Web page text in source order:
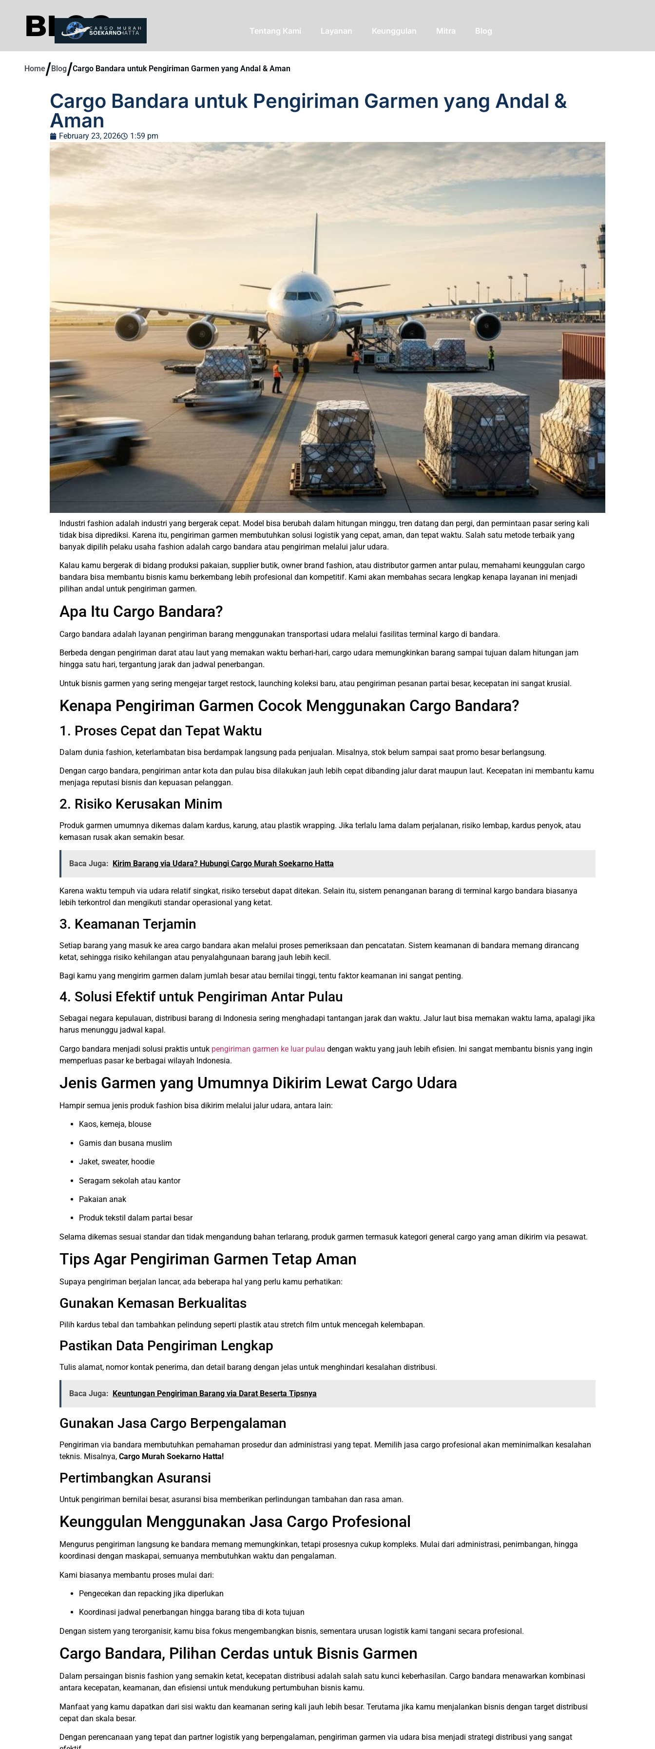
Tentang Kami Layanan Keunggulan Mitra Blog
BLOG
Home/Blog/Cargo Bandara untuk Pengiriman Garmen yang Andal & Aman
Cargo Bandara untuk Pengiriman Garmen yang Andal &
Aman
February 23, 2026 1:59 pm
Industri fashion adalah industri yang bergerak cepat. Model bisa berubah dalam hitungan minggu, tren datang dan pergi, dan permintaan pasar sering kali
tidak bisa diprediksi. Karena itu, pengiriman garmen membutuhkan solusi logistik yang cepat, aman, dan tepat waktu. Salah satu metode terbaik yang
banyak dipilih pelaku usaha fashion adalah cargo bandara atau pengiriman melalui jalur udara.
Kalau kamu bergerak di bidang produksi pakaian, supplier butik, owner brand fashion, atau distributor garmen antar pulau, memahami keunggulan cargo
bandara bisa membantu bisnis kamu berkembang lebih profesional dan kompetitif. Kami akan membahas secara lengkap kenapa layanan ini menjadi
pilihan andal untuk pengiriman garmen.
Apa Itu Cargo Bandara?
Cargo bandara adalah layanan pengiriman barang menggunakan transportasi udara melalui fasilitas terminal kargo di bandara.
Berbeda dengan pengiriman darat atau laut yang memakan waktu berhari-hari, cargo udara memungkinkan barang sampai tujuan dalam hitungan jam
hingga satu hari, tergantung jarak dan jadwal penerbangan.
Untuk bisnis garmen yang sering mengejar target restock, launching koleksi baru, atau pengiriman pesanan partai besar, kecepatan ini sangat krusial.
Kenapa Pengiriman Garmen Cocok Menggunakan Cargo Bandara?
1. Proses Cepat dan Tepat Waktu
Dalam dunia fashion, keterlambatan bisa berdampak langsung pada penjualan. Misalnya, stok belum sampai saat promo besar berlangsung.
Dengan cargo bandara, pengiriman antar kota dan pulau bisa dilakukan jauh lebih cepat dibanding jalur darat maupun laut. Kecepatan ini membantu kamu
menjaga reputasi bisnis dan kepuasan pelanggan.
2. Risiko Kerusakan Minim
Produk garmen umumnya dikemas dalam kardus, karung, atau plastik wrapping. Jika terlalu lama dalam perjalanan, risiko lembap, kardus penyok, atau
kemasan rusak akan semakin besar.
Baca Juga: Kirim Barang via Udara? Hubungi Cargo Murah Soekarno Hatta
Karena waktu tempuh via udara relatif singkat, risiko tersebut dapat ditekan. Selain itu, sistem penanganan barang di terminal kargo bandara biasanya
lebih terkontrol dan mengikuti standar operasional yang ketat.
3. Keamanan Terjamin
Setiap barang yang masuk ke area cargo bandara akan melalui proses pemeriksaan dan pencatatan. Sistem keamanan di bandara memang dirancang
ketat, sehingga risiko kehilangan atau penyalahgunaan barang jauh lebih kecil.
Bagi kamu yang mengirim garmen dalam jumlah besar atau bernilai tinggi, tentu faktor keamanan ini sangat penting.
4. Solusi Efektif untuk Pengiriman Antar Pulau
Sebagai negara kepulauan, distribusi barang di Indonesia sering menghadapi tantangan jarak dan waktu. Jalur laut bisa memakan waktu lama, apalagi jika
harus menunggu jadwal kapal.
Cargo bandara menjadi solusi praktis untuk pengiriman garmen ke luar pulau dengan waktu yang jauh lebih efisien. Ini sangat membantu bisnis yang ingin
memperluas pasar ke berbagai wilayah Indonesia.
Jenis Garmen yang Umumnya Dikirim Lewat Cargo Udara
Hampir semua jenis produk fashion bisa dikirim melalui jalur udara, antara lain:
Kaos, kemeja, blouse
Gamis dan busana muslim
Jaket, sweater, hoodie
Seragam sekolah atau kantor
Pakaian anak
Produk tekstil dalam partai besar
Selama dikemas sesuai standar dan tidak mengandung bahan terlarang, produk garmen termasuk kategori general cargo yang aman dikirim via pesawat.
Tips Agar Pengiriman Garmen Tetap Aman
Supaya pengiriman berjalan lancar, ada beberapa hal yang perlu kamu perhatikan:
Gunakan Kemasan Berkualitas
Pilih kardus tebal dan tambahkan pelindung seperti plastik atau stretch film untuk mencegah kelembapan.
Pastikan Data Pengiriman Lengkap
Tulis alamat, nomor kontak penerima, dan detail barang dengan jelas untuk menghindari kesalahan distribusi.
Baca Juga: Keuntungan Pengiriman Barang via Darat Beserta Tipsnya
Gunakan Jasa Cargo Berpengalaman
Pengiriman via bandara membutuhkan pemahaman prosedur dan administrasi yang tepat. Memilih jasa cargo profesional akan meminimalkan kesalahan
teknis. Misalnya, Cargo Murah Soekarno Hatta!
Pertimbangkan Asuransi
Untuk pengiriman bernilai besar, asuransi bisa memberikan perlindungan tambahan dan rasa aman.
Keunggulan Menggunakan Jasa Cargo Profesional
Mengurus pengiriman langsung ke bandara memang memungkinkan, tetapi prosesnya cukup kompleks. Mulai dari administrasi, penimbangan, hingga
koordinasi dengan maskapai, semuanya membutuhkan waktu dan pengalaman.
Kami biasanya membantu proses mulai dari:
Pengecekan dan repacking jika diperlukan
Koordinasi jadwal penerbangan hingga barang tiba di kota tujuan
Dengan sistem yang terorganisir, kamu bisa fokus mengembangkan bisnis, sementara urusan logistik kami tangani secara profesional.
Cargo Bandara, Pilihan Cerdas untuk Bisnis Garmen
Dalam persaingan bisnis fashion yang semakin ketat, kecepatan distribusi adalah salah satu kunci keberhasilan. Cargo bandara menawarkan kombinasi
antara kecepatan, keamanan, dan efisiensi untuk mendukung pertumbuhan bisnis kamu.
Manfaat yang kamu dapatkan dari sisi waktu dan keamanan sering kali jauh lebih besar. Terutama jika kamu menjalankan bisnis dengan target distribusi
cepat dan skala besar.
Dengan perencanaan yang tepat dan partner logistik yang berpengalaman, pengiriman garmen via udara bisa menjadi strategi distribusi yang sangat